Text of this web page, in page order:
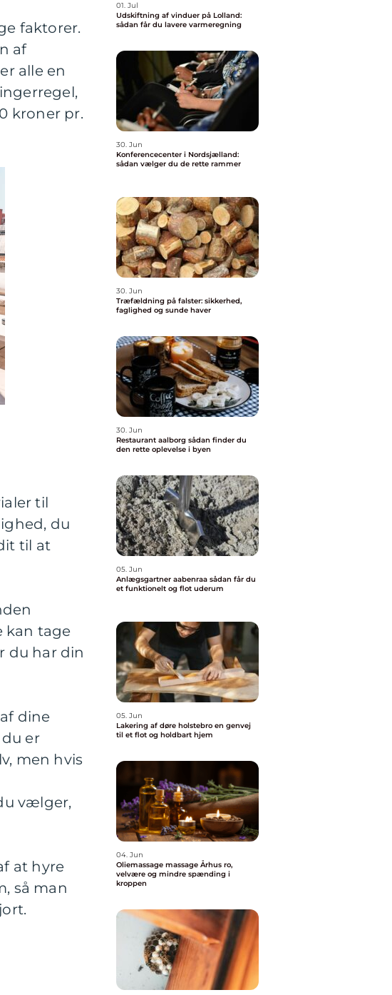
faktorer.
af
alle en
kroner pr.
til
du
til at
kan tage
du har din
dine
er
men hvis
vælger,
at hyre
så man
01. Jul
Udskiftning af vinduer på Lolland:
sådan får du lavere varmeregning
30. Jun
Konferencecenter i Nordsjælland:
sådan vælger du de rette rammer
30. Jun
Træfældning på falster: sikkerhed,
faglighed og sunde haver
30. Jun
Restaurant aalborg sådan finder du
den rette oplevelse i byen
05. Jun
Anlægsgartner aabenraa sådan får du
et funktionelt og flot uderum
05. Jun
Lakering af døre holstebro en genvej
til et flot og holdbart hjem
04. Jun
Oliemassage massage Århus ro,
velvære og mindre spænding i
kroppen